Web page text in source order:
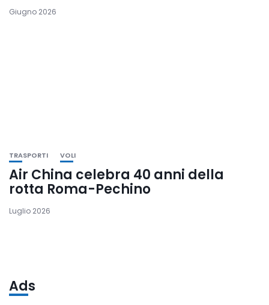
Giugno 2026
TRASPORTI VOLI
Air China celebra 40 anni della
rotta Roma-Pechino
Luglio 2026
Ads